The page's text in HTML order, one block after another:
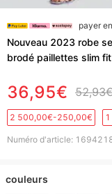
payer
Nouveau 2023 robe
brodé paillettes slim
36,95€
2 500,00€-250,00€
Numéro d'article:
couleurs